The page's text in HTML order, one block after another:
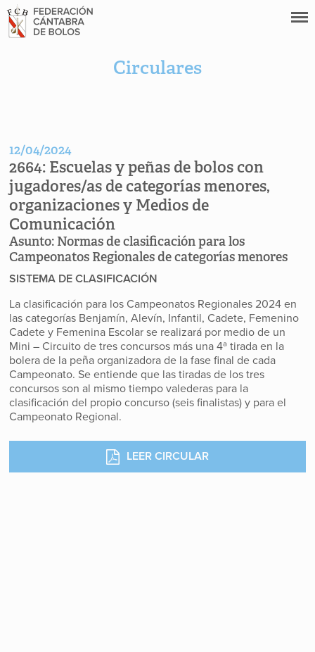
Circulares
12/04/2024
2664: Escuelas y peñas de bolos con
jugadores/as de categorías menores,
organizaciones y Medios de
Comunicación
Asunto: Normas de clasificación para los
Campeonatos Regionales de categorías menores
SISTEMA DE CLASIFICACIÓN
La clasificación para los Campeonatos Regionales 2024 en
las categorías Benjamín, Alevín, Infantil, Cadete, Femenino
Cadete y Femenina Escolar se realizará por medio de un
Mini – Circuito de tres concursos más una 4ª tirada en la
bolera de la peña organizadora de la fase final de cada
Campeonato. Se entiende que las tiradas de los tres
concursos son al mismo tiempo valederas para la
clasificación del propio concurso (seis finalistas) y para el
Campeonato Regional.
LEER CIRCULAR